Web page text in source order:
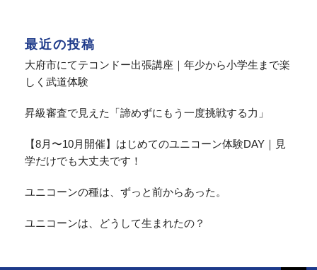
最近の投稿
大府市にてテコンドー出張講座｜年少から小学生まで楽
しく武道体験
昇級審査で見えた「諦めずにもう一度挑戦する力」
【8月〜10月開催】はじめてのユニコーン体験DAY｜見
学だけでも大丈夫です！
ユニコーンの種は、ずっと前からあった。
ユニコーンは、どうして生まれたの？